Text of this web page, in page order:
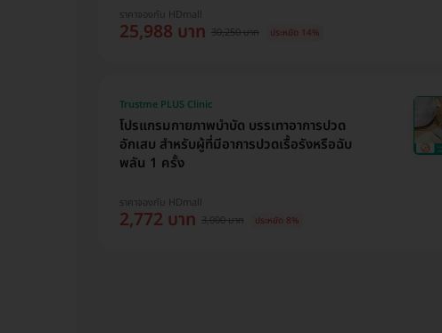
ราคาจองกับ HDmall
25,988 บาท 30,250 บาท ประหยัด 14%
โปรแกรมกายภาพบำบัด บรรเทาอาการปวด
อักเสบ สำหรับผู้ที่มีอาการปวดเรื้อรังหรือฉับ
พลัน 1 ครั้ง
Trustme PLUS Clinic
ราคาจองกับ HDmall
2,772 บาท 3,000 บาท ประหยัด 8%